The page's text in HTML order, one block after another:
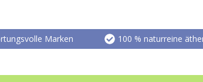
Marken 100 % naturreine